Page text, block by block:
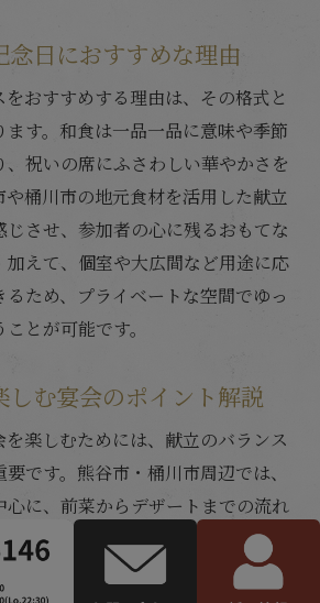
念日におすすめな理由
おすすめする理由は、その格式と
す。和食は一品一品に意味や季節
祝いの席にふさわしい華やかさを
桶川市の地元食材を活用した献立
じさせ、参加者の心に残るおもてな
加えて、個室や大広間など用途に応
るため、プライベートな空間でゆっ
とが可能です。
しむ宴会のポイント解説
楽しむためには、献立のバランス
です。熊谷市・桶川市周辺では、
心に、前菜からデザートまでの流れ
く提供されています。例えば、魚
身盛り合わせや、季節の炊き込み